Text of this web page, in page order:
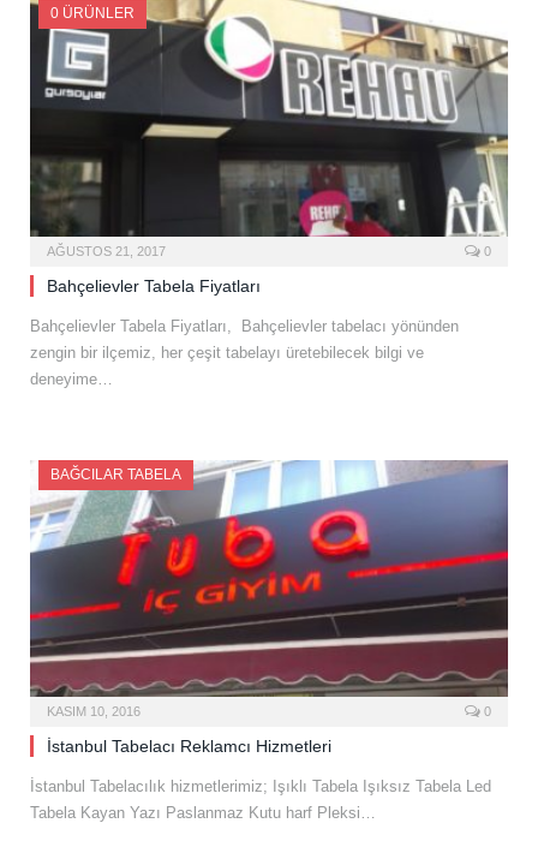
0 ÜRÜNLER
AĞUSTOS 21, 2017 0
Bahçelievler Tabela Fiyatları
Bahçelievler Tabela Fiyatları, Bahçelievler tabelacı yönünden
zengin bir ilçemiz, her çeşit tabelayı üretebilecek bilgi ve
deneyime…
BAĞCILAR TABELA
KASIM 10, 2016 0
İstanbul Tabelacı Reklamcı Hizmetleri
İstanbul Tabelacılık hizmetlerimiz; Işıklı Tabela Işıksız Tabela Led
Tabela Kayan Yazı Paslanmaz Kutu harf Pleksi…